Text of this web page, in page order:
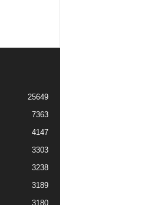
25649
7363
4147
3303
3238
3189
3180